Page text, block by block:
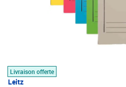
Livraison offerte
Leitz